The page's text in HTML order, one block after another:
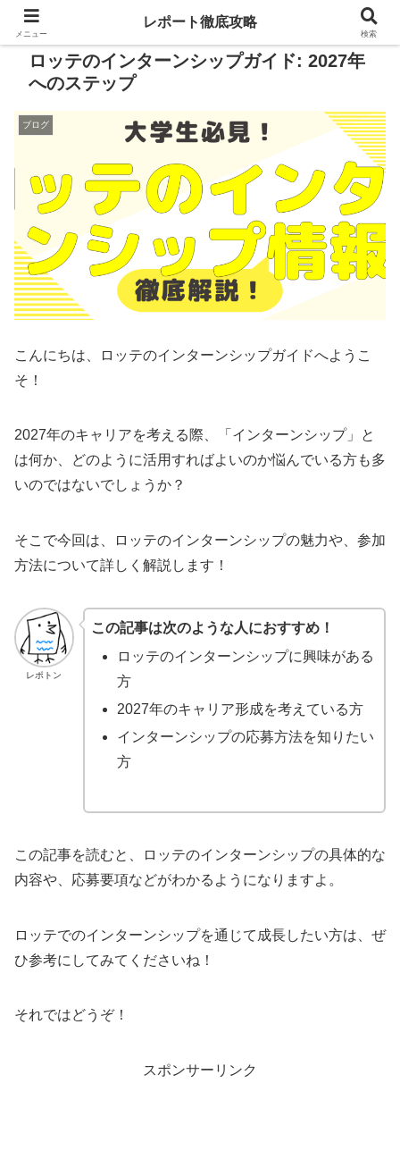
ロッテのインターンシップガイド: 2027年
へのステップ
ブログ
こんにちは、ロッテのインターンシップガイドへようこ
そ！
2027年のキャリアを考える際、「インターンシップ」と
は何か、どのように活用すればよいのか悩んでいる方も多
いのではないでしょうか？
そこで今回は、ロッテのインターンシップの魅力や、参加
方法について詳しく解説します！
レポトン
この記事は次のような人におすすめ！
ロッテのインターンシップに興味がある
方
2027年のキャリア形成を考えている方
インターンシップの応募方法を知りたい
方
この記事を読むと、ロッテのインターンシップの具体的な
内容や、応募要項などがわかるようになりますよ。
ロッテでのインターンシップを通じて成長したい方は、ぜ
ひ参考にしてみてくださいね！
それではどうぞ！
スポンサーリンク
メニュー
レポート徹底攻略
検索